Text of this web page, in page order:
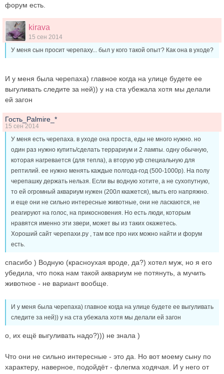
форум есть.
kirava
15 сен 2014
У меня сын просит черепаху... был у кого такой опыт? Как она в уходе?
И у меня была черепаха) главное когда на улице будете ее
выгуливать следите за ней)) у на ста убежала хотя мы делали
ей загон
Гость_Palmire_*
15 сен 2014
У меня есть черепаха. в уходе она проста, еды не много нужно. но
один раз нужно купить/сделать террариум и 2 лампы. одну обычную,
которая нагревается (для тепла), а вторую уф специальную для
рептилий. ее нужно менять каждые полгода-год (500-1000р). На полу
черепашку держать нельзя. Если вы водную хотите, а не сухопутную,
то ей огромный аквариум нужен (200л ккажется), мыть его напряжно.
и еще они не сильно интересные животные, они не ласкаются, не
реагируют на голос, на прикосновения. Но есть люди, которым
нравятся именно эти звери, может вы из таких окажетесь.
Хороший сайт черепахи.ру , там все про них можно найти и форум
есть.
спасибо ) Водную (красноухая вроде, да?) хотел муж, но я его
убедила, что пока нам такой аквариум не потянуть, а мучить
животное - не вариант вообще.
И у меня была черепаха) главное когда на улице будете ее выгуливать
следите за ней)) у на ста убежала хотя мы делали ей загон
о, их ещё выгуливать надо?))) не знала )
Что они не сильно интересные - это да. Но вот моему сыну по
характеру, наверное, подойдёт - флегма ходячая. И у него от